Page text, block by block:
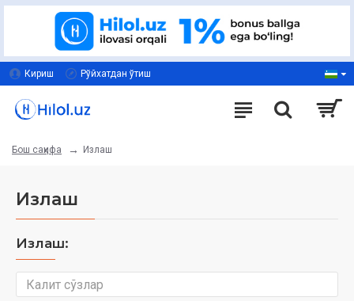
Кириш Рўйхатдан ўтиш
Бош саҳифа Излаш
Излаш
Излаш: